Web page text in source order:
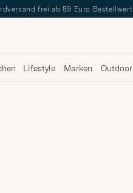
frei ab 89 Euro Bestellwert
Lifestyle Marken Outdoor